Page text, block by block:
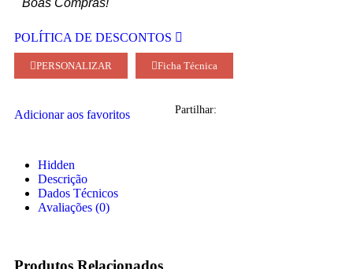
Boas Compras!
POLÍTICA DE DESCONTOS
PERSONALIZAR Ficha Técnica
Adicionar aos favoritos Partilhar:
Hidden
Descrição
Dados Técnicos
Avaliações (0)